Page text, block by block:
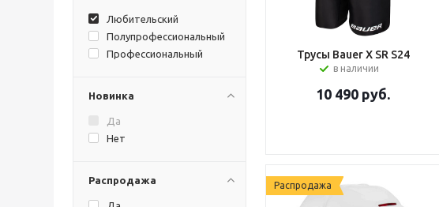
Любительский
Полупрофессиональный
Профессиональный
Новинка
Да
Нет
Распродажа
Трусы Bauer X SR S24
в наличии
10 490 руб.
Распродажа